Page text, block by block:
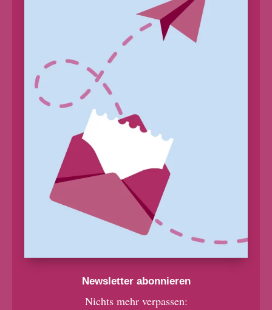
Newsletter abonnieren
Nichts mehr verpassen: